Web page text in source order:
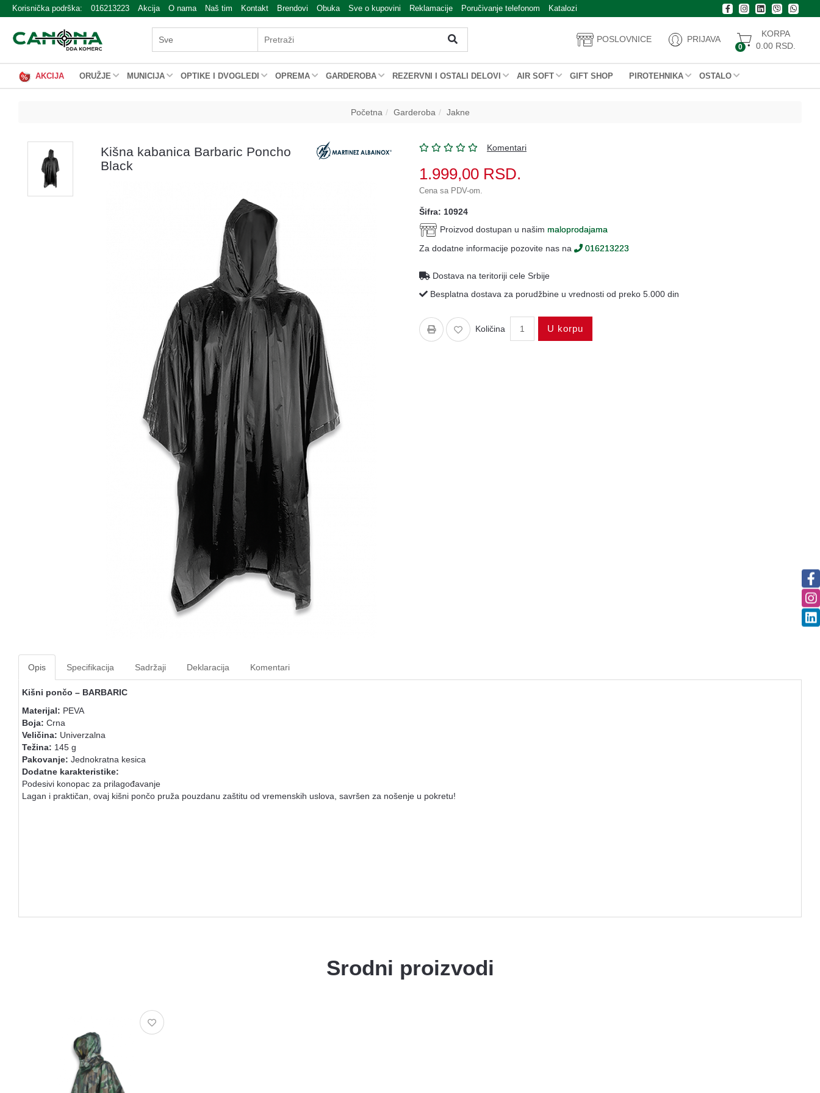
Korisnička podrška: 016213223 Akcija O nama Naš tim Kontakt Brendovi Obuka Sve o kupovini Reklamacije Poručivanje telefonom Katalozi
POSLOVNICE PRIJAVA
0
KORPA
0.00 RSD.
AKCIJA ORUŽJE MUNICIJA OPTIKE I DVOGLEDI OPREMA GARDEROBA REZERVNI I OSTALI DELOVI AIR SOFT GIFT SHOP PIROTEHNIKA OSTALO
Početna Garderoba Jakne
Kišna kabanica Barbaric Poncho
Black
Komentari
1.999,00 RSD.
Cena sa PDV-om.
Šifra: 10924
Proizvod dostupan u našim maloprodajama
Za dodatne informacije pozovite nas na
016213223
Dostava na teritoriji cele Srbije
Besplatna dostava za porudžbine u vrednosti od preko 5.000 din
Količina U korpu
Opis Specifikacija Sadržaji Deklaracija Komentari
Kišni pončo – BARBARIC
Materijal: PEVA
Boja: Crna
Veličina: Univerzalna
Težina: 145 g
Pakovanje: Jednokratna kesica
Dodatne karakteristike:
Podesivi konopac za prilagođavanje
Lagan i praktičan, ovaj kišni pončo pruža pouzdanu zaštitu od vremenskih uslova, savršen za nošenje u pokretu!
Srodni proizvodi